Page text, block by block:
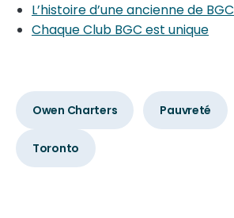
L’histoire d’une ancienne de BGC
Chaque Club BGC est unique
Owen Charters Pauvreté
Toronto